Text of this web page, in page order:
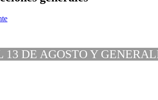
DE AGOSTO Y